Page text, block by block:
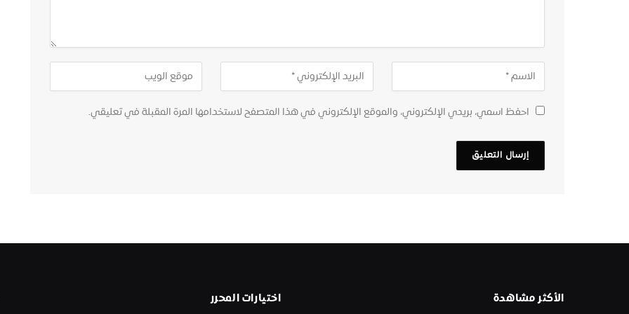
احفظ اسمي، بريدي الإلكتروني، والموقع الإلكتروني في هذا المتصفح لاستخدامها المرة المقبلة في تعليقي.
الأكثر مشاهدة اختيارات المحرر